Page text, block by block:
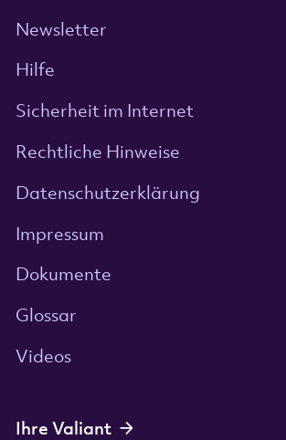
Newsletter
Hilfe
Sicherheit im Internet
Rechtliche Hinweise
Datenschutzerklärung
Impressum
Dokumente
Glossar
Videos
Ihre Valiant